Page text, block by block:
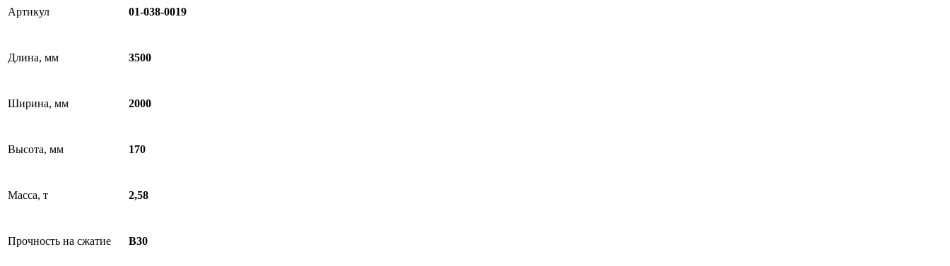
Артикул 01-038-0019
Длина, мм 3500
Ширина, мм 2000
Высота, мм 170
Масса, т 2,58
Прочность на сжатие B30